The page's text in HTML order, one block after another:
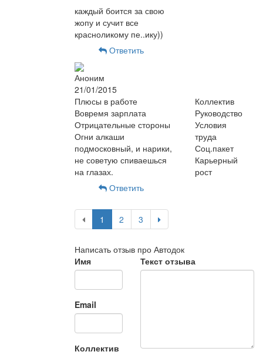
каждый боится за свою
жопу и сучит все
красноликому пе..ику))
Ответить
Аноним
21/01/2015
Плюсы в работе
Вовремя зарплата
Отрицательные стороны
Огни алкаши
подмосковный, и нарики,
не советую спиваешься
на глазах.
Коллектив
Руководство
Условия
труда
Соц.пакет
Карьерный
рост
Ответить
1 2 3
Написать отзыв про Автодок
Имя
Email
Коллектив
Текст отзыва